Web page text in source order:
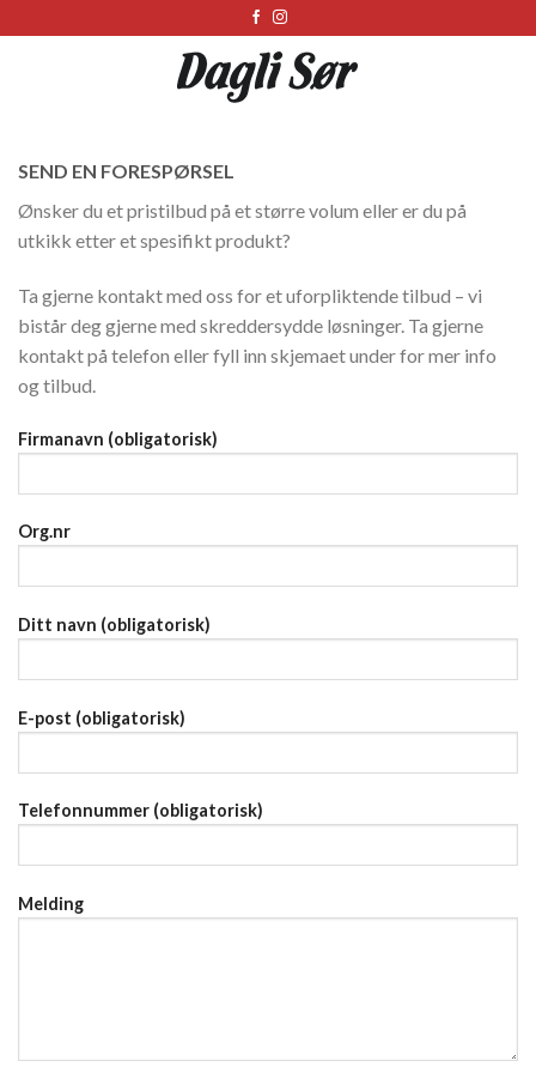
to
SEND EN FORESPØRSEL
Ønsker du et pristilbud på et større volum eller er du på
utkikk etter et spesifikt produkt?
Ta gjerne kontakt med oss for et uforpliktende tilbud – vi
bistår deg gjerne med skreddersydde løsninger. Ta gjerne
kontakt på telefon eller fyll inn skjemaet under for mer info
og tilbud.
Firmanavn (obligatorisk)
Org.nr
Ditt navn (obligatorisk)
E-post (obligatorisk)
Telefonnummer (obligatorisk)
Melding